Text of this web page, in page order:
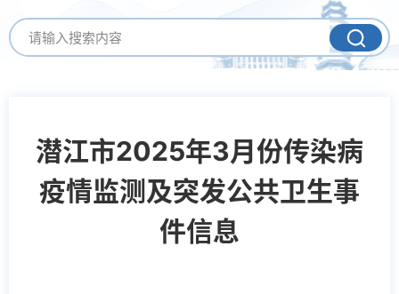
潜江市2025年3月份传染病
疫情监测及突发公共卫生事
件信息